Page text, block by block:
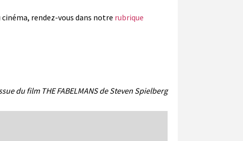
rendez-vous dans notre rubrique
du film THE FABELMANS de Steven Spielberg